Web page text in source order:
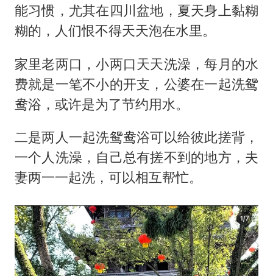
能习惯，尤其在四川盆地，夏天身上黏糊
糊的，人们恨不得天天泡在水里。
家里老两口，小两口天天洗澡，每月的水
费就是一笔不小的开支，公婆在一起洗鸳
鸯浴，或许是为了节约用水。
二是两人一起洗鸳鸯浴可以给彼此搓背，
一个人洗澡，自己总有搓不到的地方，夫
妻两一一起洗，可以相互帮忙。